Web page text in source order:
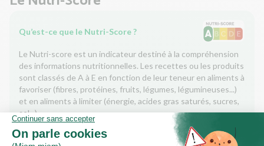
Qu’est-ce que le Nutri-Score ?
Le Nutri-score est un indicateur destiné à la compréhension
des informations nutritionnelles. Les recettes ou les produits
sont classés de A à E en fonction de leur teneur en aliments à
favoriser (fibres, protéines, fruits, légumes, légumineuses...)
et en aliments à limiter (énergie, acides gras saturés, sucres,
sel...).
Score calculé par